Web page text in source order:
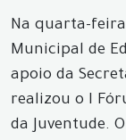
Na quarta-
Municipal de
apoio da
realizou o I
da Juventude.